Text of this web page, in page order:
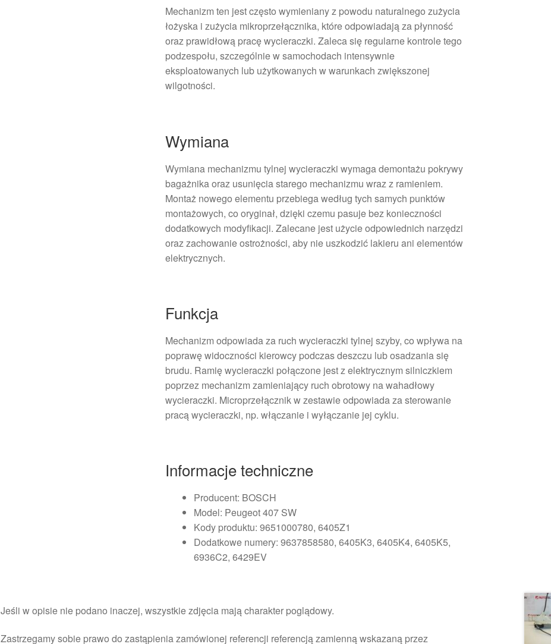
Mechanizm ten jest często wymieniany z powodu naturalnego zużycia
łożyska i zużycia mikroprzełącznika, które odpowiadają za płynność
oraz prawidłową pracę wycieraczki. Zaleca się regularne kontrole tego
podzespołu, szczególnie w samochodach intensywnie
eksploatowanych lub użytkowanych w warunkach zwiększonej
wilgotności.
Wymiana
Wymiana mechanizmu tylnej wycieraczki wymaga demontażu pokrywy
bagażnika oraz usunięcia starego mechanizmu wraz z ramieniem.
Montaż nowego elementu przebiega według tych samych punktów
montażowych, co oryginał, dzięki czemu pasuje bez konieczności
dodatkowych modyfikacji. Zalecane jest użycie odpowiednich narzędzi
oraz zachowanie ostrożności, aby nie uszkodzić lakieru ani elementów
elektrycznych.
Funkcja
Mechanizm odpowiada za ruch wycieraczki tylnej szyby, co wpływa na
poprawę widoczności kierowcy podczas deszczu lub osadzania się
brudu. Ramię wycieraczki połączone jest z elektrycznym silniczkiem
poprzez mechanizm zamieniający ruch obrotowy na wahadłowy
wycieraczki. Microprzełącznik w zestawie odpowiada za sterowanie
pracą wycieraczki, np. włączanie i wyłączanie jej cyklu.
Informacje techniczne
Producent: BOSCH
Model: Peugeot 407 SW
Kody produktu: 9651000780, 6405Z1
Dodatkowe numery: 9637858580, 6405K3, 6405K4, 6405K5,
6936C2, 6429EV
Jeśli w opisie nie podano inaczej, wszystkie zdjęcia mają charakter poglądowy.
Zastrzegamy sobie prawo do zastąpienia zamówionej referencji referencją zamienną wskazaną przez